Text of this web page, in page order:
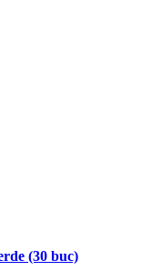
(30 buc)